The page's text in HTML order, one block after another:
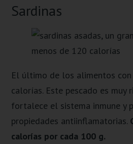
Sardinas
El último de los alimentos
calorías. Este pescado es muy
fortalece el sistema inmune y
propiedades antiinflamatorias.
calorías por cada 100 g.